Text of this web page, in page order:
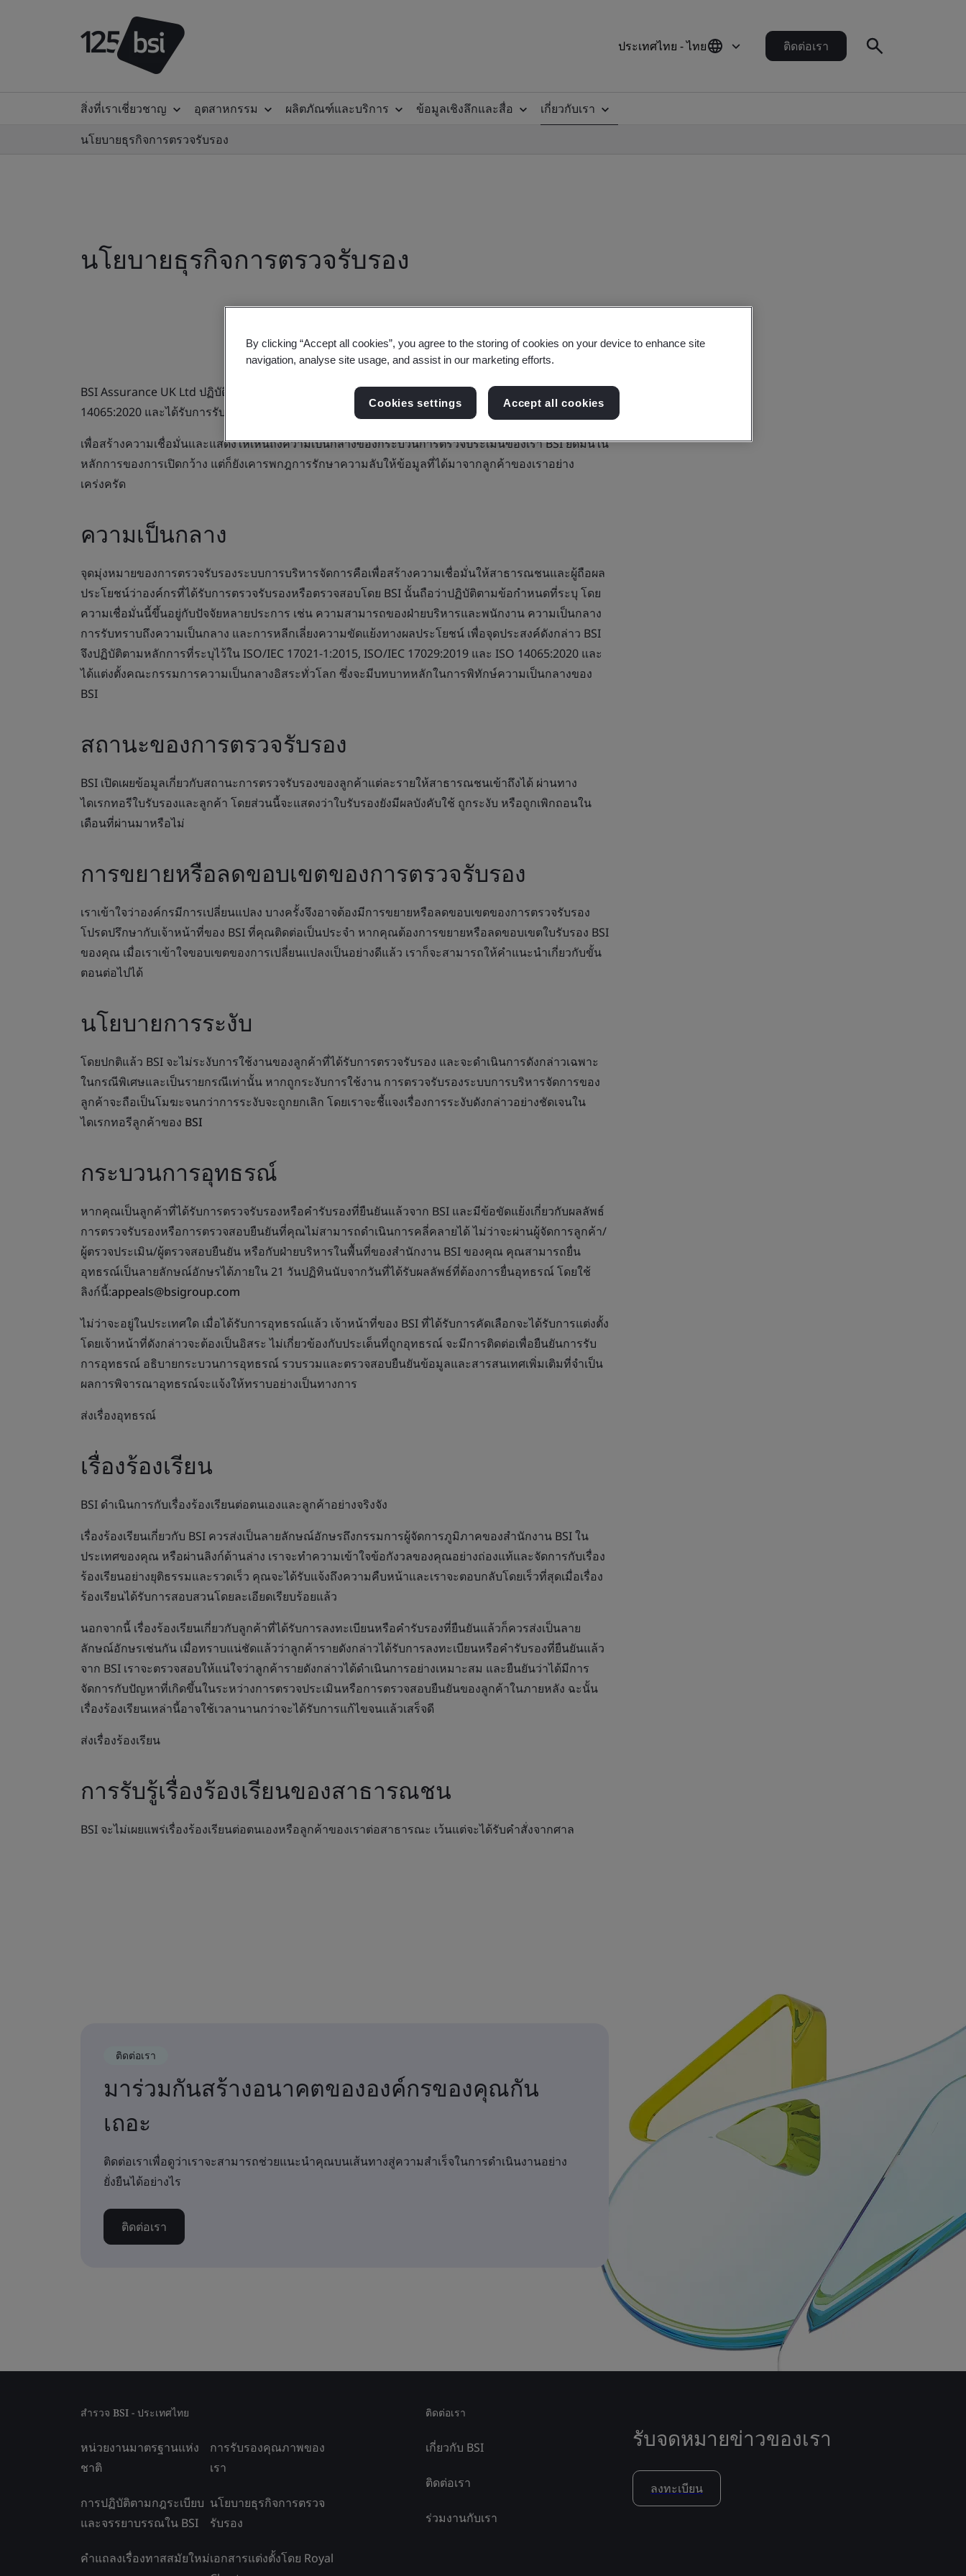
ประเทศไทย - ไทย ติดต่อเรา
สิ่งที่เราเชี่ยวชาญ อุตสาหกรรม ผลิตภัณฑ์และบริการ ข้อมูลเชิงลึกและสื่อ
เกี่ยวกับเรา
นโยบายธุรกิจการตรวจรับรอง
นโยบายธุรกิจการตรวจรับรอง
BSI Assurance UK Ltd ปฏิบัติตามมาตรฐาน ISO/IEC 17021-1:2015, ISO/IEC 17029:2019 และ ISO
14065:2020 และได้รับการรับรองจากหน่วยงานรับรองคุณภาพชั้นนำของโลกส่วนใหญ่
เพื่อสร้างความเชื่อมั่นและแสดงให้เห็นถึงความเป็นกลางของกระบวนการตรวจประเมินของเรา BSI ยึดมั่นใน
หลักการของการเปิดกว้าง แต่ก็ยังเคารพกฎการรักษาความลับให้ข้อมูลที่ได้มาจากลูกค้าของเราอย่าง
เคร่งครัด
ความเป็นกลาง
จุดมุ่งหมายของการตรวจรับรองระบบการบริหารจัดการคือเพื่อสร้างความเชื่อมั่นให้สาธารณชนและผู้ถือผล
ประโยชน์ว่าองค์กรที่ได้รับการตรวจรับรองหรือตรวจสอบโดย BSI นั้นถือว่าปฏิบัติตามข้อกำหนดที่ระบุ โดย
ความเชื่อมั่นนี้ขึ้นอยู่กับปัจจัยหลายประการ เช่น ความสามารถของฝ่ายบริหารและพนักงาน ความเป็นกลาง
การรับทราบถึงความเป็นกลาง และการหลีกเลี่ยงความขัดแย้งทางผลประโยชน์ เพื่อจุดประสงค์ดังกล่าว BSI
จึงปฏิบัติตามหลักการที่ระบุไว้ใน ISO/IEC 17021-1:2015, ISO/IEC 17029:2019 และ ISO 14065:2020 และ
ได้แต่งตั้งคณะกรรมการความเป็นกลางอิสระทั่วโลก ซึ่งจะมีบทบาทหลักในการพิทักษ์ความเป็นกลางของ
BSI
สถานะของการตรวจรับรอง
BSI เปิดเผยข้อมูลเกี่ยวกับสถานะการตรวจรับรองของลูกค้าแต่ละรายให้สาธารณชนเข้าถึงได้ ผ่านทาง
ไดเรกทอรีใบรับรองและลูกค้า โดยส่วนนี้จะแสดงว่าใบรับรองยังมีผลบังคับใช้ ถูกระงับ หรือถูกเพิกถอนใน
เดือนที่ผ่านมาหรือไม่
การขยายหรือลดขอบเขตของการตรวจรับรอง
เราเข้าใจว่าองค์กรมีการเปลี่ยนแปลง บางครั้งจึงอาจต้องมีการขยายหรือลดขอบเขตของการตรวจรับรอง
โปรดปรึกษากับเจ้าหน้าที่ของ BSI ที่คุณติดต่อเป็นประจำ หากคุณต้องการขยายหรือลดขอบเขตใบรับรอง BSI
ของคุณ เมื่อเราเข้าใจขอบเขตของการเปลี่ยนแปลงเป็นอย่างดีแล้ว เราก็จะสามารถให้คำแนะนำเกี่ยวกับขั้น
ตอนต่อไปได้
นโยบายการระงับ
โดยปกติแล้ว BSI จะไม่ระงับการใช้งานของลูกค้าที่ได้รับการตรวจรับรอง และจะดำเนินการดังกล่าวเฉพาะ
ในกรณีพิเศษและเป็นรายกรณีเท่านั้น หากถูกระงับการใช้งาน การตรวจรับรองระบบการบริหารจัดการของ
ลูกค้าจะถือเป็นโมฆะจนกว่าการระงับจะถูกยกเลิก โดยเราจะชี้แจงเรื่องการระงับดังกล่าวอย่างชัดเจนใน
ไดเรกทอรีลูกค้าของ BSI
กระบวนการอุทธรณ์
หากคุณเป็นลูกค้าที่ได้รับการตรวจรับรองหรือคำรับรองที่ยืนยันแล้วจาก BSI และมีข้อขัดแย้งเกี่ยวกับผลลัพธ์
การตรวจรับรองหรือการตรวจสอบยืนยันที่คุณไม่สามารถดำเนินการคลี่คลายได้ ไม่ว่าจะผ่านผู้จัดการลูกค้า/
ผู้ตรวจประเมิน/ผู้ตรวจสอบยืนยัน หรือกับฝ่ายบริหารในพื้นที่ของสำนักงาน BSI ของคุณ คุณสามารถยื่น
อุทธรณ์เป็นลายลักษณ์อักษรได้ภายใน 21 วันปฏิทินนับจากวันที่ได้รับผลลัพธ์ที่ต้องการยื่นอุทธรณ์ โดยใช้
ลิงก์นี้:appeals@bsigroup.com
ไม่ว่าจะอยู่ในประเทศใด เมื่อได้รับการอุทธรณ์แล้ว เจ้าหน้าที่ของ BSI ที่ได้รับการคัดเลือกจะได้รับการแต่งตั้ง
โดยเจ้าหน้าที่ดังกล่าวจะต้องเป็นอิสระ ไม่เกี่ยวข้องกับประเด็นที่ถูกอุทธรณ์ จะมีการติดต่อเพื่อยืนยันการรับ
การอุทธรณ์ อธิบายกระบวนการอุทธรณ์ รวบรวมและตรวจสอบยืนยันข้อมูลและสารสนเทศเพิ่มเติมที่จำเป็น
ผลการพิจารณาอุทธรณ์จะแจ้งให้ทราบอย่างเป็นทางการ
ส่งเรื่องอุทธรณ์
เรื่องร้องเรียน
BSI ดำเนินการกับเรื่องร้องเรียนต่อตนเองและลูกค้าอย่างจริงจัง
เรื่องร้องเรียนเกี่ยวกับ BSI ควรส่งเป็นลายลักษณ์อักษรถึงกรรมการผู้จัดการภูมิภาคของสำนักงาน BSI ใน
ประเทศของคุณ หรือผ่านลิงก์ด้านล่าง เราจะทำความเข้าใจข้อกังวลของคุณอย่างถ่องแท้และจัดการกับเรื่อง
ร้องเรียนอย่างยุติธรรมและรวดเร็ว คุณจะได้รับแจ้งถึงความคืบหน้าและเราจะตอบกลับโดยเร็วที่สุดเมื่อเรื่อง
ร้องเรียนได้รับการสอบสวนโดยละเอียดเรียบร้อยแล้ว
นอกจากนี้ เรื่องร้องเรียนเกี่ยวกับลูกค้าที่ได้รับการลงทะเบียนหรือคำรับรองที่ยืนยันแล้วก็ควรส่งเป็นลาย
ลักษณ์อักษรเช่นกัน เมื่อทราบแน่ชัดแล้วว่าลูกค้ารายดังกล่าวได้รับการลงทะเบียนหรือคำรับรองที่ยืนยันแล้ว
จาก BSI เราจะตรวจสอบให้แน่ใจว่าลูกค้ารายดังกล่าวได้ดำเนินการอย่างเหมาะสม และยืนยันว่าได้มีการ
จัดการกับปัญหาที่เกิดขึ้นในระหว่างการตรวจประเมินหรือการตรวจสอบยืนยันของลูกค้าในภายหลัง ฉะนั้น
เรื่องร้องเรียนเหล่านี้อาจใช้เวลานานกว่าจะได้รับการแก้ไขจนแล้วเสร็จดี
ส่งเรื่องร้องเรียน
การรับรู้เรื่องร้องเรียนของสาธารณชน
BSI จะไม่เผยแพร่เรื่องร้องเรียนต่อตนเองหรือลูกค้าของเราต่อสาธารณะ เว้นแต่จะได้รับคำสั่งจากศาล
ติดต่อเรา
มาร่วมกันสร้างอนาคตขององค์กรของคุณกัน
เถอะ
ติดต่อเราเพื่อดูว่าเราจะสามารถช่วยแนะนำคุณบนเส้นทางสู่ความสำเร็จในการดำเนินงานอย่าง
ยั่งยืนได้อย่างไร
ติดต่อเรา
สำรวจ BSI - ประเทศไทย
หน่วยงานมาตรฐานแห่ง
ชาติ
การปฏิบัติตามกฎระเบียบ
และจรรยาบรรณใน BSI
คำแถลงเรื่องทาสสมัยใหม่
การรับรองคุณภาพของ
เรา
นโยบายธุรกิจการตรวจ
รับรอง
เอกสารแต่งตั้งโดย Royal
ติดต่อเรา
เกี่ยวกับ BSI
ติดต่อเรา
ร่วมงานกับเรา
รับจดหมายข่าวของเรา
ลงทะเบียน
By clicking “Accept all cookies”, you agree to the storing of cookies on your device to enhance site
navigation, analyse site usage, and assist in our marketing efforts.
Cookies settings Accept all cookies